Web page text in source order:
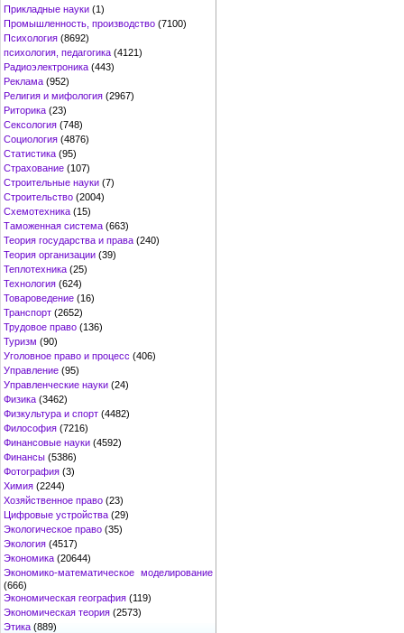
Прикладные науки (1)
Промышленность, производство (7100)
Психология (8692)
психология, педагогика (4121)
Радиоэлектроника (443)
Реклама (952)
Религия и мифология (2967)
Риторика (23)
Сексология (748)
Социология (4876)
Статистика (95)
Страхование (107)
Строительные науки (7)
Строительство (2004)
Схемотехника (15)
Таможенная система (663)
Теория государства и права (240)
Теория организации (39)
Теплотехника (25)
Технология (624)
Товароведение (16)
Транспорт (2652)
Трудовое право (136)
Туризм (90)
Уголовное право и процесс (406)
Управление (95)
Управленческие науки (24)
Физика (3462)
Физкультура и спорт (4482)
Философия (7216)
Финансовые науки (4592)
Финансы (5386)
Фотография (3)
Химия (2244)
Хозяйственное право (23)
Цифровые устройства (29)
Экологическое право (35)
Экология (4517)
Экономика (20644)
Экономико-математическое моделирование
(666)
Экономическая география (119)
Экономическая теория (2573)
Этика (889)